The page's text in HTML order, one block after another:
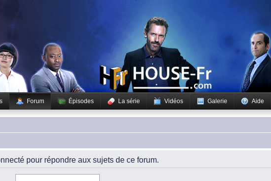
Forum Épisodes La série Vidéos Galerie Aide
pour répondre aux sujets de ce forum.